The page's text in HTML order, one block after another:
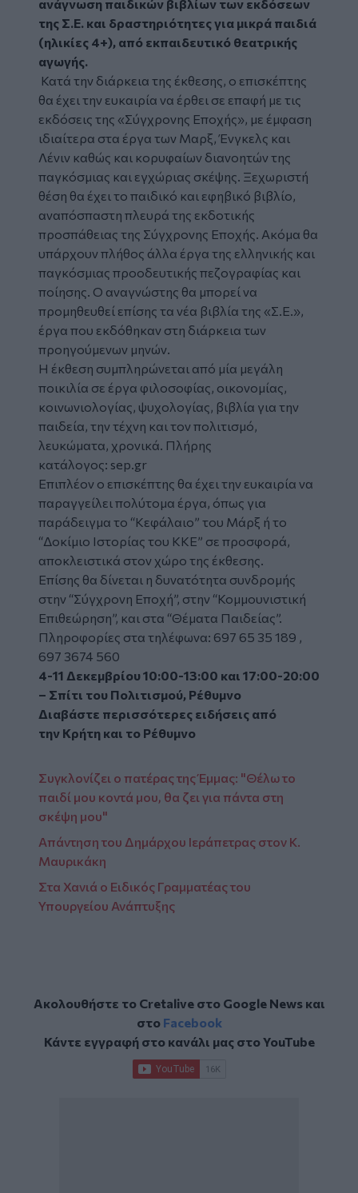
ανάγνωση παιδικών βιβλίων των εκδόσεων
της Σ.Ε. και δραστηριότητες για μικρά παιδιά
(ηλικίες 4+), από εκπαιδευτικό θεατρικής
αγωγής.
Κατά την διάρκεια της έκθεσης, ο επισκέπτης
θα έχει την ευκαιρία να έρθει σε επαφή με τις
εκδόσεις της «Σύγχρονης Εποχής», με έμφαση
ιδιαίτερα στα έργα των Μαρξ, Ένγκελς και
Λένιν καθώς και κορυφαίων διανοητών της
παγκόσμιας και εγχώριας σκέψης. Ξεχωριστή
θέση θα έχει το παιδικό και εφηβικό βιβλίο,
αναπόσπαστη πλευρά της εκδοτικής
προσπάθειας της Σύγχρονης Εποχής. Ακόμα θα
υπάρχουν πλήθος άλλα έργα της ελληνικής και
παγκόσμιας προοδευτικής πεζογραφίας και
ποίησης. Ο αναγνώστης θα μπορεί να
προμηθευθεί επίσης τα νέα βιβλία της «Σ.Ε.»,
έργα που εκδόθηκαν στη διάρκεια των
προηγούμενων μηνών.
Η έκθεση συμπληρώνεται από μία μεγάλη
ποικιλία σε έργα φιλοσοφίας, οικονομίας,
κοινωνιολογίας, ψυχολογίας, βιβλία για την
παιδεία, την τέχνη και τον πολιτισμό,
λευκώματα, χρονικά. Πλήρης
κατάλογος: sep.gr
Επιπλέον ο επισκέπτης θα έχει την ευκαιρία να
παραγγείλει πολύτομα έργα, όπως για
παράδειγμα το “Κεφάλαιο” του Μάρξ ή το
“Δοκίμιο Ιστορίας του ΚΚΕ” σε προσφορά,
αποκλειστικά στον χώρο της έκθεσης.
Επίσης θα δίνεται η δυνατότητα συνδρομής
στην “Σύγχρονη Εποχή”, στην “Κομμουνιστική
Επιθεώρηση”, και στα “Θέματα Παιδείας”.
Πληροφορίες στα τηλέφωνα: 697 65 35 189 ,
697 3674 560
4-11 Δεκεμβρίου 10:00-13:00 και 17:00-20:00
– Σπίτι του Πολιτισμού, Ρέθυμνο
Διαβάστε περισσότερες ειδήσεις από
την Κρήτη και το Ρέθυμνο
Συγκλονίζει ο πατέρας της Έμμας: "Θέλω το
παιδί μου κοντά μου, θα ζει για πάντα στη
σκέψη μου"
Απάντηση του Δημάρχου Ιεράπετρας στον Κ.
Μαυρικάκη
Στα Χανιά ο Ειδικός Γραμματέας του
Υπουργείου Ανάπτυξης
Ακολουθήστε το Cretalive στο Google Newsκαι
στο Facebook
Κάντε εγγραφή στο κανάλι μας στοYouTube